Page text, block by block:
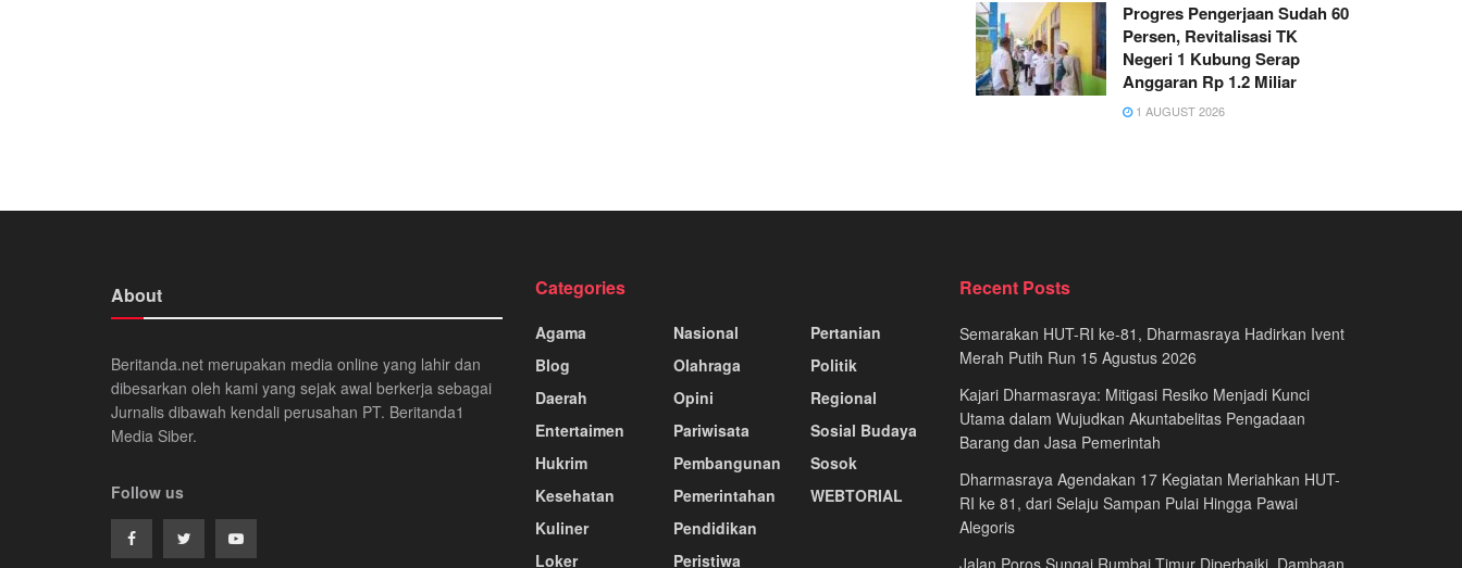
Progres Pengerjaan Sudah 60
Persen, Revitalisasi TK
Negeri 1 Kubung Serap
Anggaran Rp 1.2 Miliar
1 AUGUST 2026
About
Beritanda.net merupakan media online yang lahir dan
dibesarkan oleh kami yang sejak awal berkerja sebagai
Jurnalis dibawah kendali perusahan PT. Beritanda1
Media Siber.
Follow us
Categories
Agama
Blog
Daerah
Entertaimen
Hukrim
Kesehatan
Kuliner
Loker
Nasional
Olahraga
Opini
Pariwisata
Pembangunan
Pemerintahan
Pendidikan
Peristiwa
Pertanian
Politik
Regional
Sosial Budaya
Sosok
WEBTORIAL
Recent Posts
Semarakan HUT-RI ke-81, Dharmasraya Hadirkan Ivent
Merah Putih Run 15 Agustus 2026
Kajari Dharmasraya: Mitigasi Resiko Menjadi Kunci
Utama dalam Wujudkan Akuntabelitas Pengadaan
Barang dan Jasa Pemerintah
Dharmasraya Agendakan 17 Kegiatan Meriahkan HUT-
RI ke 81, dari Selaju Sampan Pulai Hingga Pawai
Alegoris
Jalan Poros Sungai Rumbai Timur Diperbaiki, Dambaan